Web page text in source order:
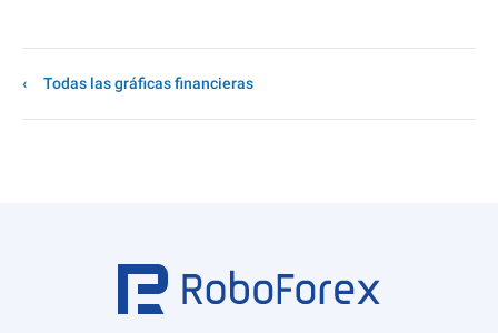
Todas las gráficas financieras